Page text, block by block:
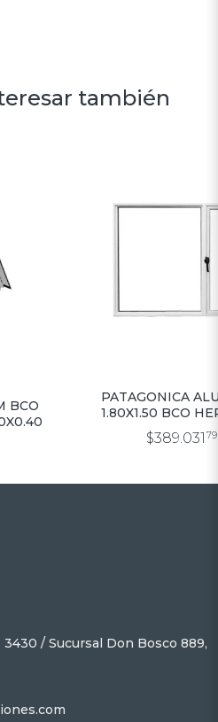
también
BCO
PATAGONICA
1.80X1.50 BCO
C/VIDRIO
$389.031 79
3430 / Sucursal Don Bosco 889,